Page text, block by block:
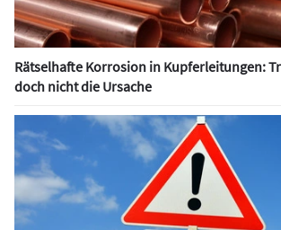
Rätselhafte Korrosion in Kupferleitungen:
doch nicht die Ursache